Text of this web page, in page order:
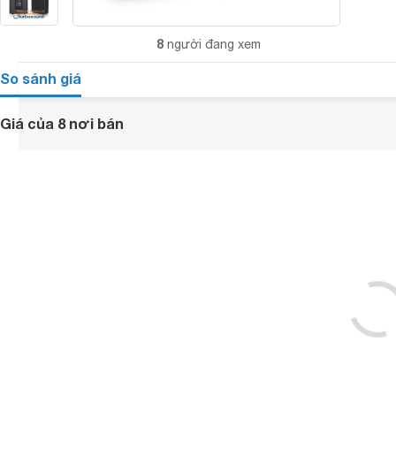
8 người đang xem
So sánh giá
Giá của 8 nơi bán